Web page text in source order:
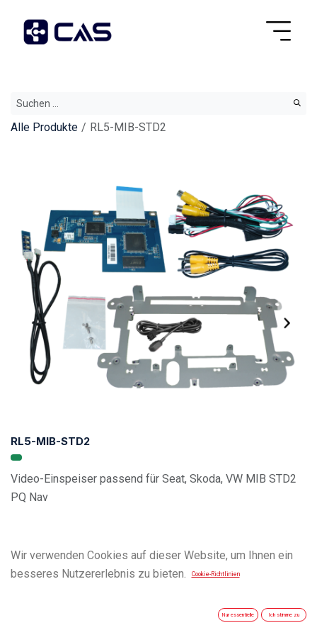
Alle Produkte RL5-MIB-STD2
RL5-MIB-STD2
Video-Einspeiser passend für Seat, Skoda, VW MIB STD2
PQ Nav
Wir verwenden Cookies auf dieser Website, um Ihnen ein
besseres Nutzererlebnis zu bieten.
Cookie-Richtlinien
Nur essentielle Ich stimme zu